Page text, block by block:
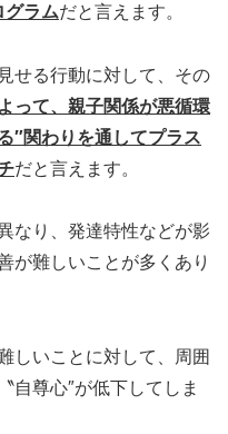
グラムだと言えます。
せる行動に対して、その
って、親子関係が悪循環
″関わりを通してプラス
だと言えます。
なり、発達特性などが影
が難しいことが多くあり
しいことに対して、周囲
自尊心″が低下してしま